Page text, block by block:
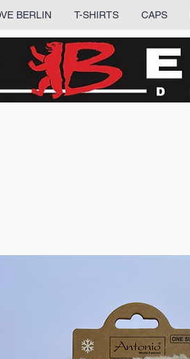
BERLIN T-SHIRTS CAPS